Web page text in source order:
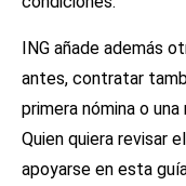
ING añade además
antes, contratar
primera nómina o
Quien quiera revisar
apoyarse en esta